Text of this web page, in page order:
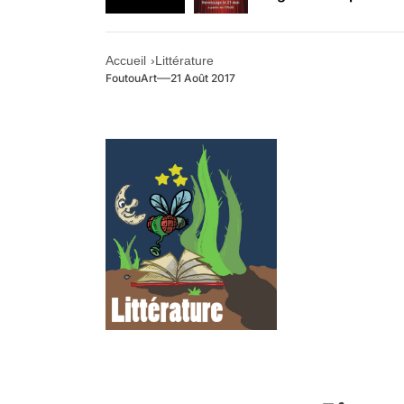
Retrouvez-nous au
Accueil Littérature
FoutouArt 21 Août 2017